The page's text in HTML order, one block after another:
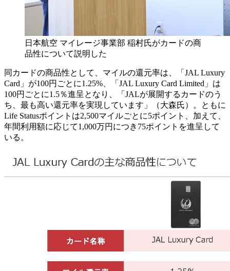
日本航空 マイレージ事業部 稲村氏がカードの商
品性について説明した
同カードの商品性として、マイルの還元率は、「JAL Luxury
Card」が100円ごとに1.25%、「JAL Luxury Card Limited」は
100円ごとに1.5％進呈となり、「JALが展開するカードのう
ち、最も高い還元率を実現しています」（大森氏）。ともに
Life Statusポイントは2,500マイルごとに5ポイント、加えて、
年間利用額に応じて1,000万円につき75ポイントを進呈して
いる。